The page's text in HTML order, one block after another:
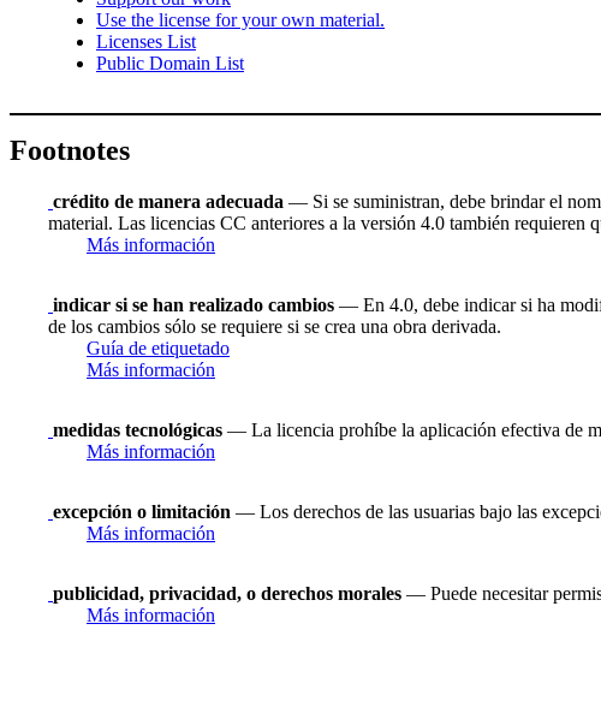
Use the license for your own material.
Licenses List
Public Domain List
Footnotes
crédito de manera adecuada — Si se suministran, debe brindar el
material. Las licencias CC anteriores a la versión 4.0 también requieren
Más información
indicar si se han realizado cambios — En 4.0, debe indicar si ha
de los cambios sólo se requiere si se crea una obra derivada.
Guía de etiquetado
Más información
medidas tecnológicas — La licencia prohíbe la aplicación efectiva de
Más información
excepción o limitación — Los derechos de las usuarias bajo las
Más información
publicidad, privacidad, o derechos morales — Puede necesitar
Más información